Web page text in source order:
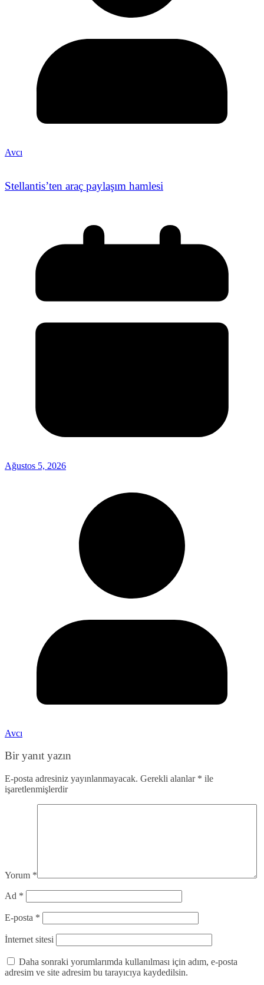
Avcı
Stellantis’ten araç paylaşım hamlesi
Ağustos 5, 2026
Avcı
Bir yanıt yazın
E-posta adresiniz yayınlanmayacak. Gerekli alanlar * ile
işaretlenmişlerdir
Yorum *
Ad *
E-posta *
İnternet sitesi
Daha sonraki yorumlarımda kullanılması için adım, e-posta
adresim ve site adresim bu tarayıcıya kaydedilsin.